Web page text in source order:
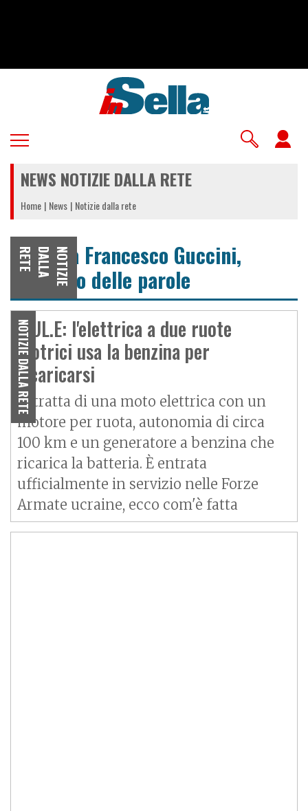
NEWS NOTIZIE DALLA RETE
Home News Notizie dalla rete
N
O
T
I
Z
I
E
D
A
L
L
A
R
E
T
E
Addio a Francesco Guccini,
maestro delle parole
NOTIZIE DALLA RETE
MUL.E: l'elettrica a due ruote
motrici usa la benzina per
ricaricarsi
Si tratta di una moto elettrica con un
motore per ruota, autonomia di circa
100 km e un generatore a benzina che
ricarica la batteria. È entrata
ufficialmente in servizio nelle Forze
Armate ucraine, ecco com'è fatta